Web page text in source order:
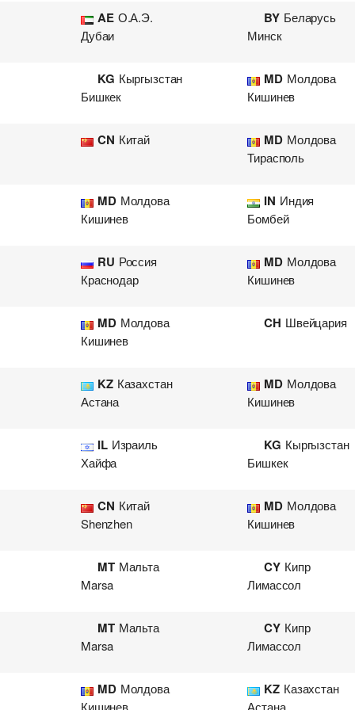
AE О.А.Э.
Дубаи
BY Беларусь
Минск
KG Кыргызстан
Бишкек
MD Молдова
Кишинев
CN Китай MD Молдова
Тирасполь
MD Молдова
Кишинев
IN Индия
Бомбей
RU Россия
Краснодар
MD Молдова
Кишинев
MD Молдова
Кишинев
CH Швейцария
KZ Казахстан
Астана
MD Молдова
Кишинев
IL Израиль
Хайфа
KG Кыргызстан
Бишкек
CN Китай
Shenzhen
MD Молдова
Кишинев
MT Мальта
Marsa
CY Кипр
Лимассол
MT Мальта
Marsa
CY Кипр
Лимассол
MD Молдова
Кишинев
KZ Казахстан
Астана